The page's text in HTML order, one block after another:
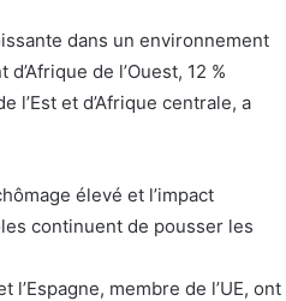
dans un environnement
de l’Ouest, 12 %
l’Est et d’Afrique centrale, a
élevé et l’impact
continuent de pousser les
membre de l’UE, ont